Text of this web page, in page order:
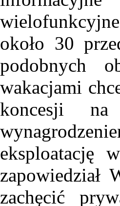
około 30
podobnych
wakacjami
koncesji
eksploatację
zapowiedział
zachęcić